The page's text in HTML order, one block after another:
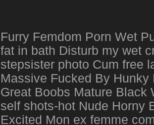
Furry Femdom Porn Wet
fat in bath Disturb my wet
stepsister photo Cum free
Massive Fucked By
Great Boobs Mature Black
self shots-hot Nude Horny
Excited Mon ex femme